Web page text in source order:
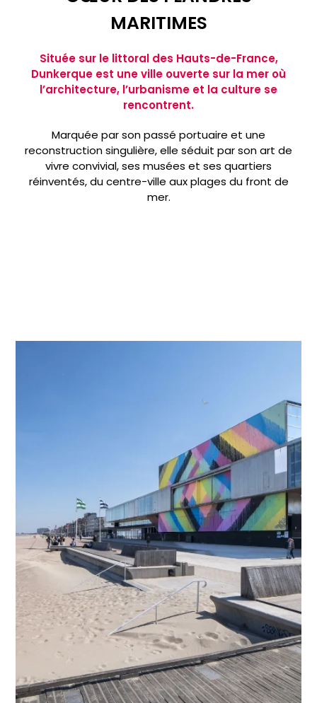
MARITIMES
Située sur le littoral des Hauts-de-France,
Dunkerque est une ville ouverte sur la mer où
l’architecture, l’urbanisme et la culture se
rencontrent.
Marquée par son passé portuaire et une
reconstruction singulière, elle séduit par son art de
vivre convivial, ses musées et ses quartiers
réinventés, du centre-ville aux plages du front de
mer.